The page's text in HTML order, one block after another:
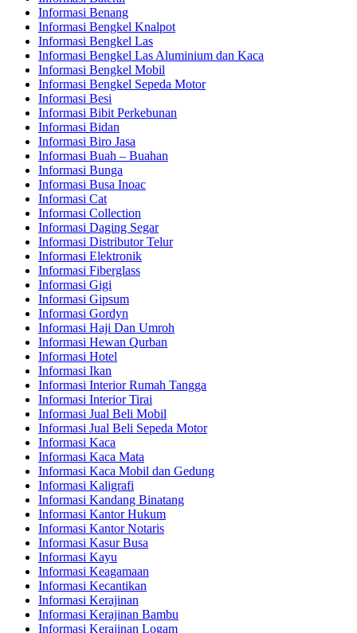
Informasi Benang
Informasi Bengkel Knalpot
Informasi Bengkel Las
Informasi Bengkel Las Aluminium dan Kaca
Informasi Bengkel Mobil
Informasi Bengkel Sepeda Motor
Informasi Besi
Informasi Bibit Perkebunan
Informasi Bidan
Informasi Biro Jasa
Informasi Buah – Buahan
Informasi Bunga
Informasi Busa Inoac
Informasi Cat
Informasi Collection
Informasi Daging Segar
Informasi Distributor Telur
Informasi Elektronik
Informasi Fiberglass
Informasi Gigi
Informasi Gipsum
Informasi Gordyn
Informasi Haji Dan Umroh
Informasi Hewan Qurban
Informasi Hotel
Informasi Ikan
Informasi Interior Rumah Tangga
Informasi Interior Tirai
Informasi Jual Beli Mobil
Informasi Jual Beli Sepeda Motor
Informasi Kaca
Informasi Kaca Mata
Informasi Kaca Mobil dan Gedung
Informasi Kaligrafi
Informasi Kandang Binatang
Informasi Kantor Hukum
Informasi Kantor Notaris
Informasi Kasur Busa
Informasi Kayu
Informasi Keagamaan
Informasi Kecantikan
Informasi Kerajinan
Informasi Kerajinan Bambu
Informasi Kerajinan Logam